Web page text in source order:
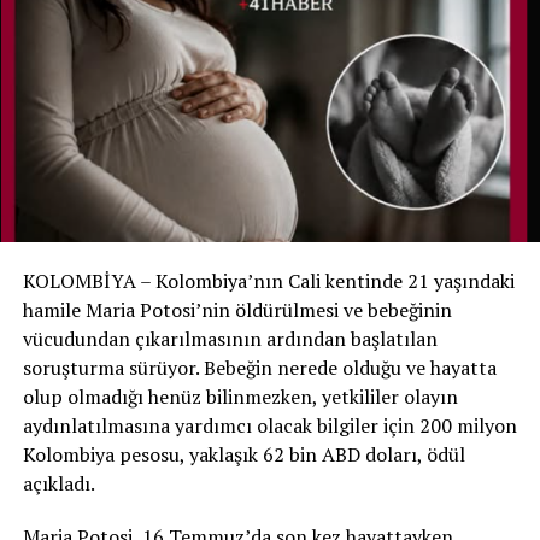
bulunduğu torbayı açtığında Noah’ın hareket ettiğini
fark etti. Görevlinin anlatımına göre bebek daha sonra
öksürmeye ve nefes almaya çalışır gibi sesler çıkarmaya
başladı.
Bunun üzerine hastane ekibine hemen haber verildi.
Noah yeniden muayene edildi ve yaşam belirtilerinin
bulunduğu belirlenerek yenidoğan yoğun bakımına geri
alındı.
Aile hastaneyi suçlamıyor
Hastane, ölüm tespitinde gerekli tıbbi ve yasal
prosedürlerin uygulandığını ve mevcut bulgular ışığında
bir ihmal tespit edilmediğini açıkladı. Noah’ın annesi de
hastane personelinin oğlunu kurtarmak için yoğun çaba
gösterdiğini belirterek sağlık ekibini suçlamadıklarını
söyledi.
KOLOMBİYA – Kolombiya’nın Cali kentinde 21 yaşındaki
hamile Maria Potosi’nin öldürülmesi ve bebeğinin
vücudundan çıkarılmasının ardından başlatılan
soruşturma sürüyor. Bebeğin nerede olduğu ve hayatta
olup olmadığı henüz bilinmezken, yetkililer olayın
aydınlatılmasına yardımcı olacak bilgiler için 200 milyon
Kolombiya pesosu, yaklaşık 62 bin ABD doları, ödül
açıkladı.